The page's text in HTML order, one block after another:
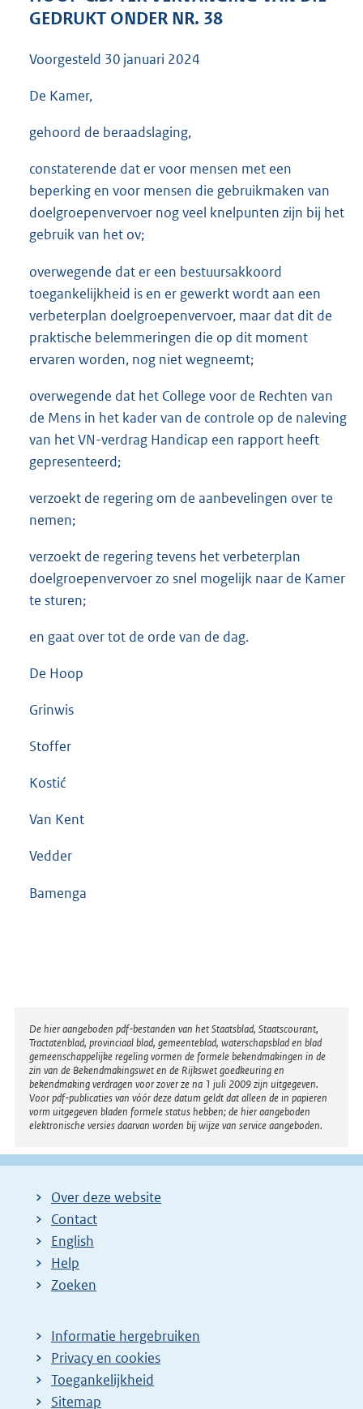
K
b
GEDRUKT ONDER NR. 38
Voorgesteld 30 januari 2024
De Kamer,
gehoord de beraadslaging,
constaterende dat er voor mensen met een
beperking en voor mensen die gebruikmaken van
doelgroepenvervoer nog veel knelpunten zijn bij het
gebruik van het ov;
overwegende dat er een bestuursakkoord
toegankelijkheid is en er gewerkt wordt aan een
verbeterplan doelgroepenvervoer, maar dat dit de
praktische belemmeringen die op dit moment
ervaren worden, nog niet wegneemt;
overwegende dat het College voor de Rechten van
de Mens in het kader van de controle op de naleving
van het VN-verdrag Handicap een rapport heeft
gepresenteerd;
verzoekt de regering om de aanbevelingen over te
nemen;
verzoekt de regering tevens het verbeterplan
doelgroepenvervoer zo snel mogelijk naar de Kamer
te sturen;
en gaat over tot de orde van de dag.
De Hoop
Grinwis
Stoffer
Kostić
Van Kent
Vedder
Bamenga
Disclaimer
De hier aangeboden pdf-bestanden van het Staatsblad, Staatscourant,
Tractatenblad, provinciaal blad, gemeenteblad, waterschapsblad en blad
gemeenschappelijke regeling vormen de formele bekendmakingen in de
zin van de Bekendmakingswet en de Rijkswet goedkeuring en
bekendmaking verdragen voor zover ze na 1 juli 2009 zijn uitgegeven.
Voor pdf-publicaties van vóór deze datum geldt dat alleen de in papieren
vorm uitgegeven bladen formele status hebben; de hier aangeboden
elektronische versies daarvan worden bij wijze van service aangeboden.
Over deze website
Contact
English
Help
Zoeken
Informatie hergebruiken
Privacy en cookies
Toegankelijkheid
Sitemap